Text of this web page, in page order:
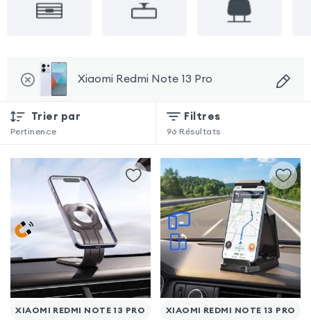
Xiaomi Redmi Note 13 Pro
Trier par
Pertinence
Filtres
96 Résultats
XIAOMI REDMI NOTE 13 PRO XIAOMI REDMI NOTE 13 PRO